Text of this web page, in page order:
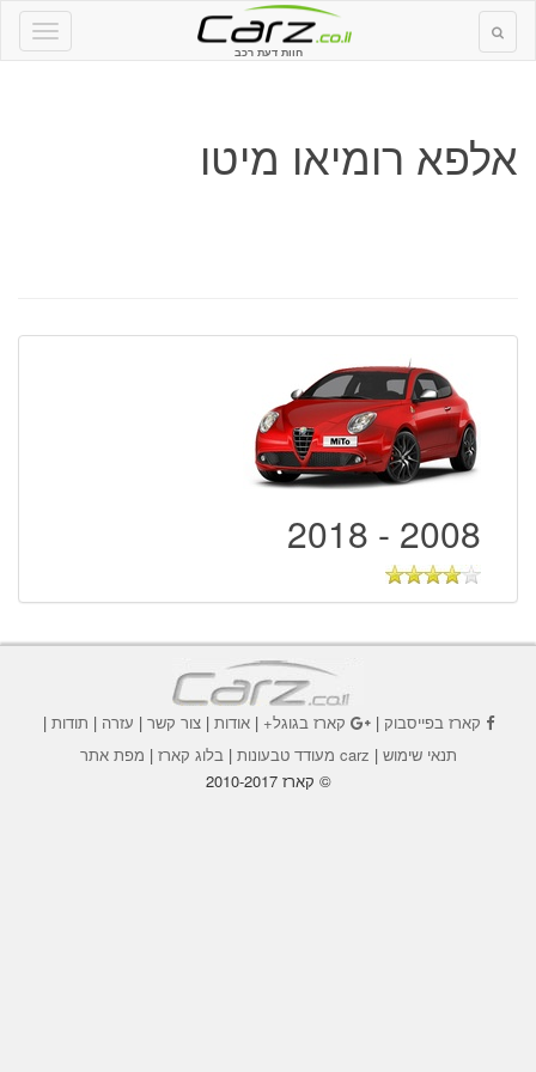
חוות דעת רכב
אלפא רומיאו מיטו
2008 - 2018
קארז בפייסבוק| קארז בגוגל+|אודות |צור קשר | עזרה | תודות |
תנאי שימוש | carz מעודד טבעונות | בלוג קארז | מפת אתר
© קארז 2010-2017